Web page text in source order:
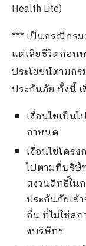
Health Lite)
*** เป็นกรณีกรม
แต่เสียชีวิตก่อน
ประโยชน์ตามก
ประกันภัย ทั้งนี้
เงื่อนไขเป็น
กำหนด
เงื่อนไขโครง
ไปตามที่บริ
สงวนสิทธิ์ใน
ประกันภัยเข้
อื่น ที่ไม่ใช่ส
งบริษัทฯ